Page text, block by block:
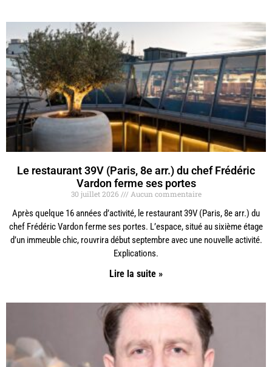
Le restaurant 39V (Paris, 8e arr.) du chef Frédéric
Vardon ferme ses portes
30 juillet 2026 Aucun commentaire
Après quelque 16 années d’activité, le restaurant 39V (Paris, 8e arr.) du
chef Frédéric Vardon ferme ses portes. L’espace, situé au sixième étage
d’un immeuble chic, rouvrira début septembre avec une nouvelle activité.
Explications.
Lire la suite »